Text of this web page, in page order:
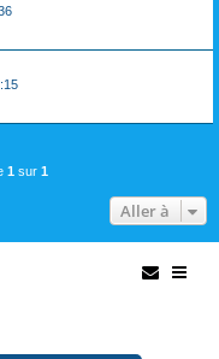
1sur 1
Aller à